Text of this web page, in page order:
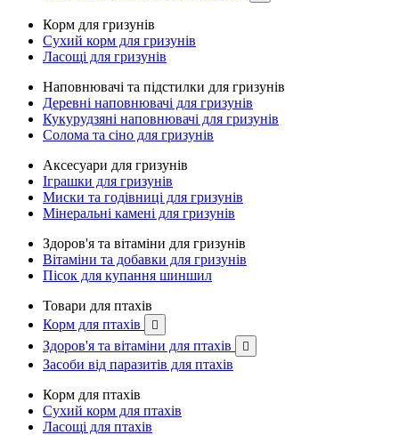
Корм для гризунів
Сухий корм для гризунів
Ласощі для гризунів
Наповнювачі та підстилки для гризунів
Деревні наповнювачі для гризунів
Кукурудзяні наповнювачі для гризунів
Солома та сіно для гризунів
Аксесуари для гризунів
Іграшки для гризунів
Миски та годівниці для гризунів
Мінеральні камені для гризунів
Здоров'я та вітаміни для гризунів
Вітаміни та добавки для гризунів
Пісок для купання шиншил
Товари для птахів
Корм для птахів

Здоров'я та вітаміни для птахів 
Засоби від паразитів для птахів
Корм для птахів
Сухий корм для птахів
Ласощі для птахів